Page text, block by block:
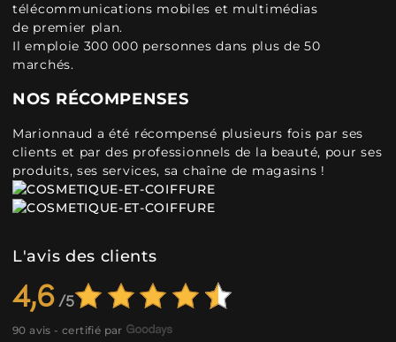
télécommunications mobiles et multimédias
de premier plan.
Il emploie 300 000 personnes dans plus de 50
marchés.
NOS RÉCOMPENSES
Marionnaud a été récompensé plusieurs fois par ses
clients et par des professionnels de la beauté, pour ses
produits, ses services, sa chaîne de magasins !
L'avis des clients
4,6
90 avis - certifié par